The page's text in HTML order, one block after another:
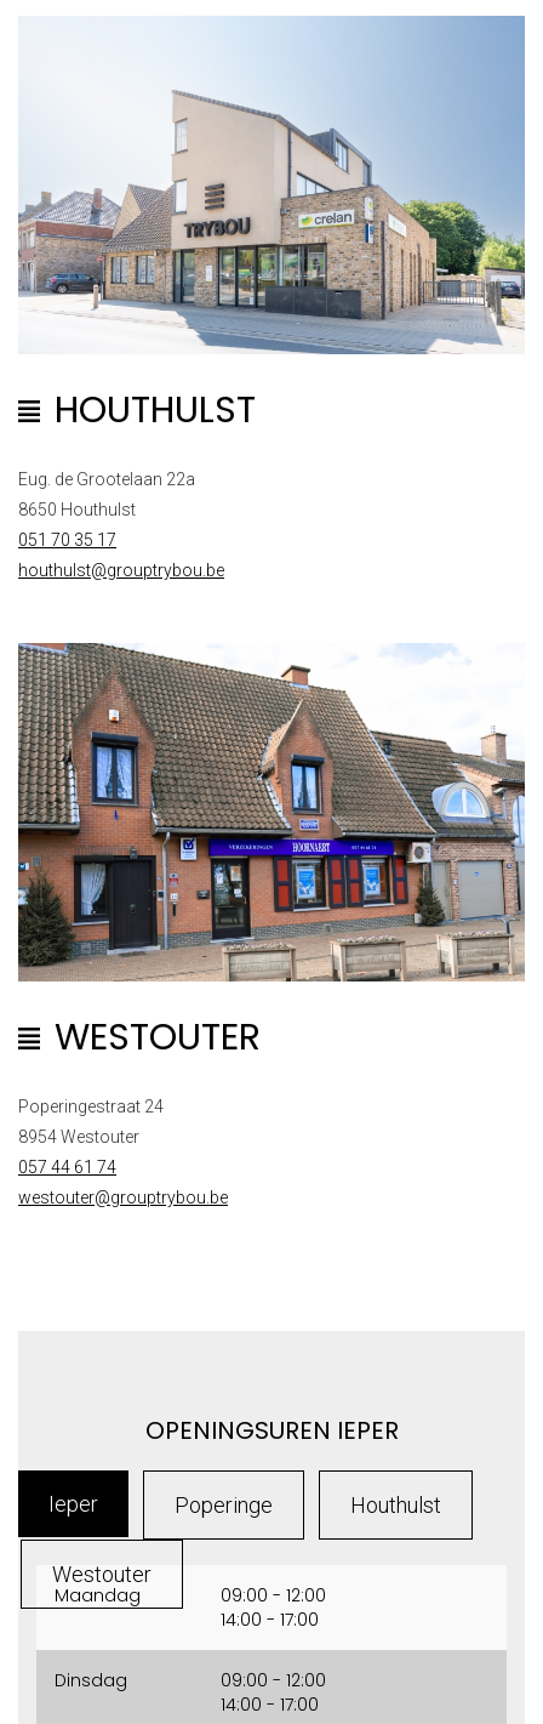
HOUTHULST
Eug. de Grootelaan 22a
8650 Houthulst
051 70 35 17
houthulst@grouptrybou.be
WESTOUTER
Poperingestraat 24
8954 Westouter
057 44 61 74
westouter@grouptrybou.be
Ieper Poperinge Houthulst
Westouter
OPENINGSUREN IEPER
Maandag
09:00 - 12:00
14:00 - 17:00
Dinsdag
09:00 - 12:00
14:00 - 17:00